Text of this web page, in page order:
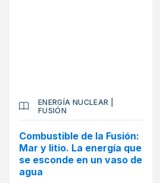
ENERGÍA NUCLEAR
FUSIÓN
Combustible de la Fusión:
Mar y litio. La energía que
se esconde en un vaso de
agua